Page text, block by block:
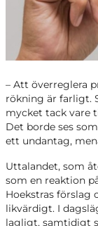
– Att överreglera
rökning är farligt.
mycket tack vare
Det borde ses
ett undantag,
Uttalandet, som
som en reaktion
Hoekstras förslag
likvärdigt. I
lagligt, samtidigt